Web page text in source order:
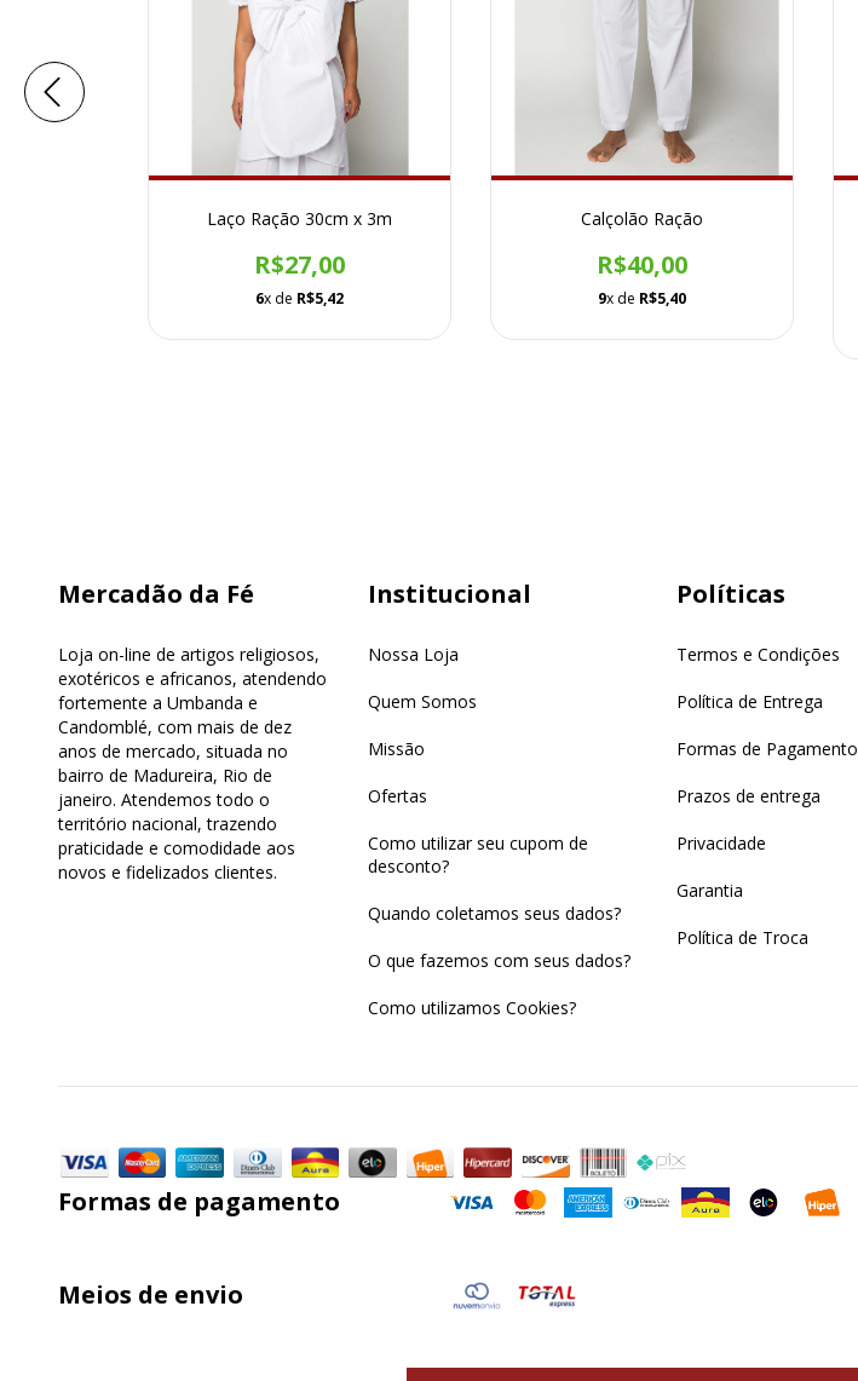
Laço Ração 30cm x 3m
R$27,00
6x de R$5,42
Calçolão Ração
R$40,00
9x de R$5,40
Mercadão da Fé
Loja on-line de artigos religiosos,
exotéricos e africanos, atendendo
fortemente a Umbanda e
Candomblé, com mais de dez
anos de mercado, situada no
bairro de Madureira, Rio de
janeiro. Atendemos todo o
território nacional, trazendo
praticidade e comodidade aos
novos e fidelizados clientes.
Institucional
Nossa Loja
Quem Somos
Missão
Ofertas
Como utilizar seu cupom de
desconto?
Quando coletamos seus dados?
O que fazemos com seus dados?
Como utilizamos Cookies?
Políticas
Termos e Condições
Política de Entrega
Formas de Pagamento
Prazos de entrega
Privacidade
Garantia
Política de Troca
Formas de pagamento
Meios de envio